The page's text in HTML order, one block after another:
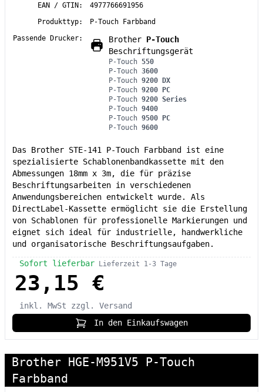
EAN / GTIN:
4977766691956
Produkttyp:
P-Touch Farbband
Passende Drucker:
Brother P-Touch
Beschriftungsgerät
P-Touch 550
P-Touch 3600
P-Touch 9200 DX
P-Touch 9200 PC
P-Touch 9200 Series
P-Touch 9400
P-Touch 9500 PC
P-Touch 9600
Das Brother STE-141 P-Touch Farbband ist eine
spezialisierte Schablonenbandkassette mit den
Abmessungen 18mm x 3m, die für präzise
Beschriftungsarbeiten in verschiedenen
Anwendungsbereichen entwickelt wurde. Als
DirectLabel-Kassette ermöglicht sie die Erstellung
von Schablonen für professionelle Markierungen und
eignet sich ideal für industrielle, handwerkliche
und organisatorische Beschriftungsaufgaben.
Sofort lieferbar Lieferzeit 1-3 Tage
23,15 €
inkl. MwSt
zzgl. Versand
In den Einkaufswagen
Brother HGE-M951V5 P-Touch
Farbband